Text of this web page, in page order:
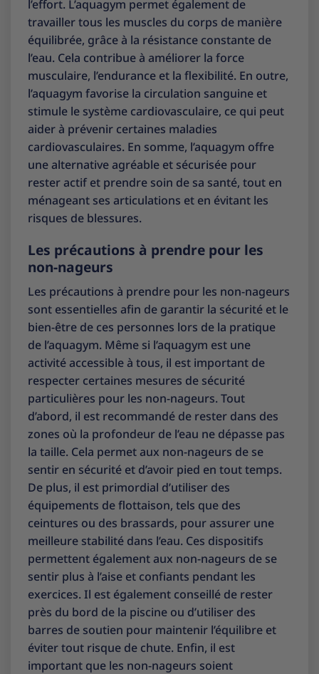
l’effort. L’aquagym permet également de
travailler tous les muscles du corps de manière
équilibrée, grâce à la résistance constante de
l’eau. Cela contribue à améliorer la force
musculaire, l’endurance et la flexibilité. En outre,
l’aquagym favorise la circulation sanguine et
stimule le système cardiovasculaire, ce qui peut
aider à prévenir certaines maladies
cardiovasculaires. En somme, l’aquagym offre
une alternative agréable et sécurisée pour
rester actif et prendre soin de sa santé, tout en
ménageant ses articulations et en évitant les
risques de blessures.
Les précautions à prendre pour les
non-nageurs
Les précautions à prendre pour les non-nageurs
sont essentielles afin de garantir la sécurité et le
bien-être de ces personnes lors de la pratique
de l’aquagym. Même si l’aquagym est une
activité accessible à tous, il est important de
respecter certaines mesures de sécurité
particulières pour les non-nageurs. Tout
d’abord, il est recommandé de rester dans des
zones où la profondeur de l’eau ne dépasse pas
la taille. Cela permet aux non-nageurs de se
sentir en sécurité et d’avoir pied en tout temps.
De plus, il est primordial d’utiliser des
équipements de flottaison, tels que des
ceintures ou des brassards, pour assurer une
meilleure stabilité dans l’eau. Ces dispositifs
permettent également aux non-nageurs de se
sentir plus à l’aise et confiants pendant les
exercices. Il est également conseillé de rester
près du bord de la piscine ou d’utiliser des
barres de soutien pour maintenir l’équilibre et
éviter tout risque de chute. Enfin, il est
important que les non-nageurs soient